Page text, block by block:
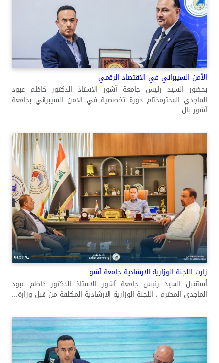
الأمن السيبراني في الاقتصاد الرقمي
بحضور السيد رئيس جامعة آشور الاستاذ الدكتور كاظم عبود
الماجدي المحترمختام دورة تخصصية في الأمن السيبراني بجامعة
آشور بال...
زارت اللجنة الوزارية الارشادية جامعة آشو...
أستقبل السيد رئيس جامعة آشور الاستاذ الدكتور كاظم عبود
الماجدي المحترم ، اللجنة الوزارية الارشادية المكلفة من قبل وزارة...